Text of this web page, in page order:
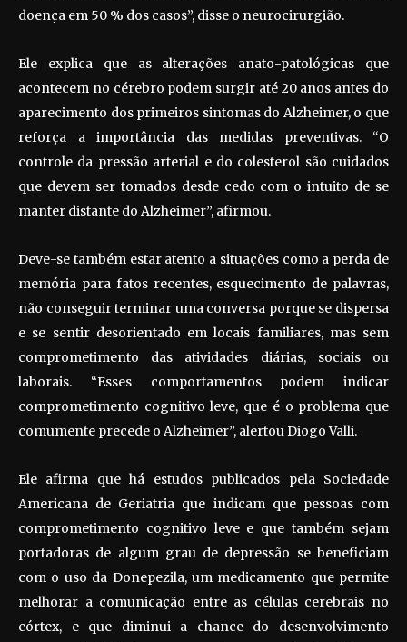
doença em 50 % dos casos”, disse o neurocirurgião.
Ele explica que as alterações anato-patológicas que
acontecem no cérebro podem surgir até 20 anos antes do
aparecimento dos primeiros sintomas do Alzheimer, o que
reforça a importância das medidas preventivas. “O
controle da pressão arterial e do colesterol são cuidados
que devem ser tomados desde cedo com o intuito de se
manter distante do Alzheimer”, afirmou.
Deve-se também estar atento a situações como a perda de
memória para fatos recentes, esquecimento de palavras,
não conseguir terminar uma conversa porque se dispersa
e se sentir desorientado em locais familiares, mas sem
comprometimento das atividades diárias, sociais ou
laborais. “Esses comportamentos podem indicar
comprometimento cognitivo leve, que é o problema que
comumente precede o Alzheimer”, alertou Diogo Valli.
Ele afirma que há estudos publicados pela Sociedade
Americana de Geriatria que indicam que pessoas com
comprometimento cognitivo leve e que também sejam
portadoras de algum grau de depressão se beneficiam
com o uso da Donepezila, um medicamento que permite
melhorar a comunicação entre as células cerebrais no
córtex, e que diminui a chance do desenvolvimento